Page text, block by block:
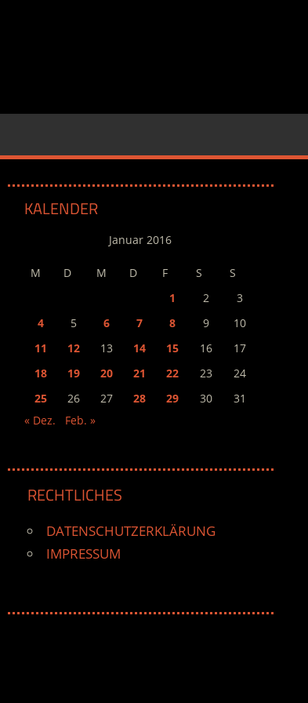
KALENDER
Januar 2016
M D M D F S
S
1
2
3
4
5 6 7 8 9
10
11
12 13 14 15 16
17
18
19 20 21 22 23
24
25
26 27 28 29 30
31
« Dez.
Feb. »
RECHTLICHES
DATENSCHUTZERKLÄRUNG
IMPRESSUM